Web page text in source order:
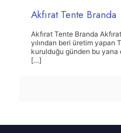
Akfırat Tente Branda
Akfırat Tente Branda
yılından beri üretim yapan
kurulduğu günden bu
[…]